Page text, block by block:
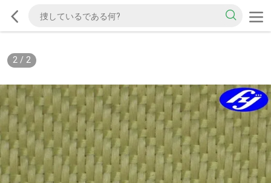
2/ 2